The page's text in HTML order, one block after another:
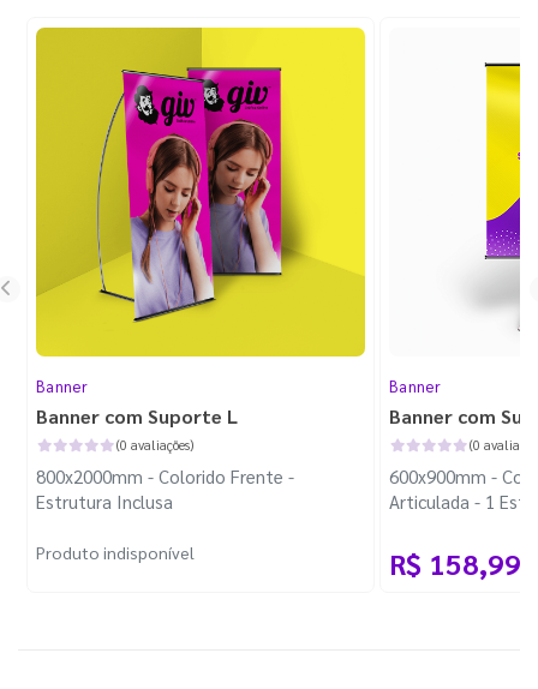
Banner
Banner com Suporte L
(0 avaliações)
800x2000mm - Colorido Frente -
Estrutura Inclusa
Produto indisponível
Banner
Banner com
(0
600x900mm -
Articulada - 1
R$ 158,99